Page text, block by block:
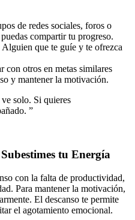
de redes sociales, foros o
compartir tu progreso.
Alguien que te guíe y te ofrezca
con otros en metas similares
y mantener la motivación.
solo. Si quieres
”
tu Energía
con la falta de productividad,
Para mantener la motivación,
El descanso te permite
el agotamiento emocional.